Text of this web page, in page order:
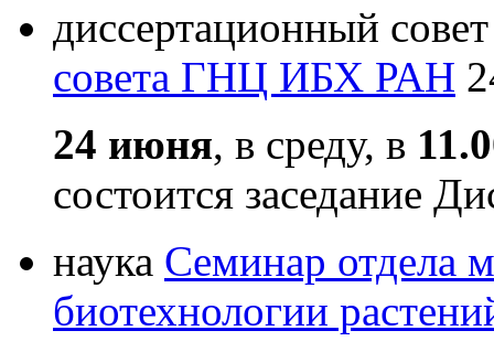
диссертационный совет
совета ГНЦ ИБХ РАН
24 июня, в среду, в
состоится заседание
наука Семинар отдела
биотехнологии